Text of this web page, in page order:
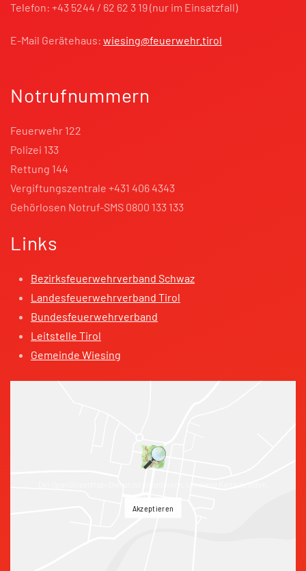
Telefon: +43 5244 / 62 62 3 19 (nur im Einsatzfall)
E-Mail Gerätehaus: wiesing@feuerwehr.tirol
Notrufnummern
Feuerwehr 122
Polizei 133
Rettung 144
Vergiftungszentrale +431 406 4343
Gehörlosen Notruf-SMS 0800 133 133
Links
Bezirksfeuerwehrverband Schwaz
Landesfeuerwehrverband Tirol
Bundesfeuerwehrverband
Leitstelle Tirol
Gemeinde Wiesing
Akzeptieren